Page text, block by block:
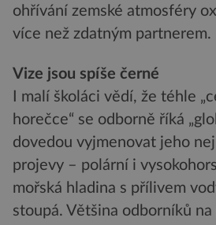
ohřívání zemské atmosféry
více než zdatným partnerem.
Vize jsou spíše černé
I malí školáci vědí, že téhle
horečce“ se odborně říká
dovedou vyjmenovat jeho
projevy – polární i
mořská hladina s přílivem
stoupá. Většina odborníků na